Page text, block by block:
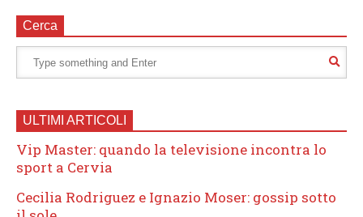
Cerca
ULTIMI ARTICOLI
Vip Master: quando la televisione incontra lo
sport a Cervia
Cecilia Rodriguez e Ignazio Moser: gossip sotto